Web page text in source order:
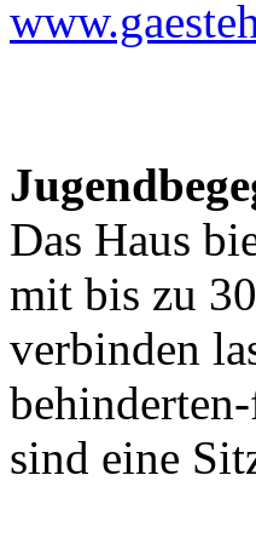
Das Haus
mit bis zu
verbinden
sind eine